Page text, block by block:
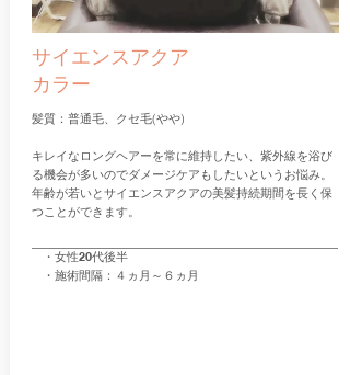
サイエンスアクア
カラー
髪質：普通毛、クセ毛(やや)
キレイなロングヘアーを常に維持したい、紫外線を浴び
る機会が多いのでダメージケアもしたいというお悩み。
​年齢が若いとサイエンスアクアの美髪持続期間を長く保
つことができます。
・女性20代後半
・施術間隔：４ヵ月～６ヵ月